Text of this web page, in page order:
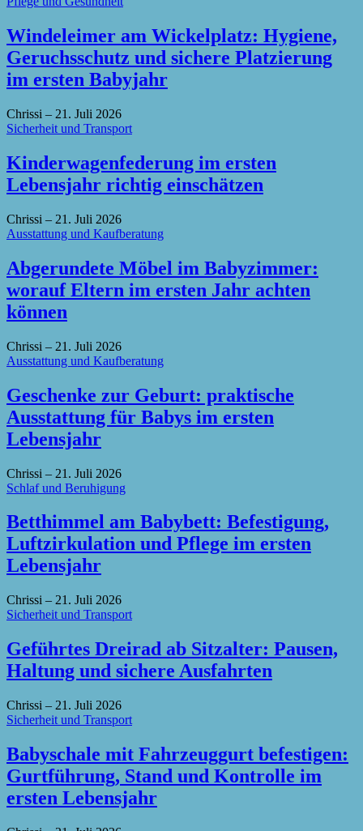
Windeleimer am Wickelplatz: Hygiene,
Geruchsschutz und sichere Platzierung
im ersten Babyjahr
Chrissi – 21. Juli 2026
Sicherheit und Transport
Kinderwagenfederung im ersten
Lebensjahr richtig einschätzen
Chrissi – 21. Juli 2026
Ausstattung und Kaufberatung
Abgerundete Möbel im Babyzimmer:
worauf Eltern im ersten Jahr achten
können
Chrissi – 21. Juli 2026
Ausstattung und Kaufberatung
Geschenke zur Geburt: praktische
Ausstattung für Babys im ersten
Lebensjahr
Chrissi – 21. Juli 2026
Schlaf und Beruhigung
Betthimmel am Babybett: Befestigung,
Luftzirkulation und Pflege im ersten
Lebensjahr
Chrissi – 21. Juli 2026
Sicherheit und Transport
Geführtes Dreirad ab Sitzalter: Pausen,
Haltung und sichere Ausfahrten
Chrissi – 21. Juli 2026
Sicherheit und Transport
Babyschale mit Fahrzeuggurt befestigen:
Gurtführung, Stand und Kontrolle im
ersten Lebensjahr